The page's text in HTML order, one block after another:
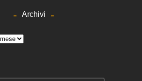
Archivi